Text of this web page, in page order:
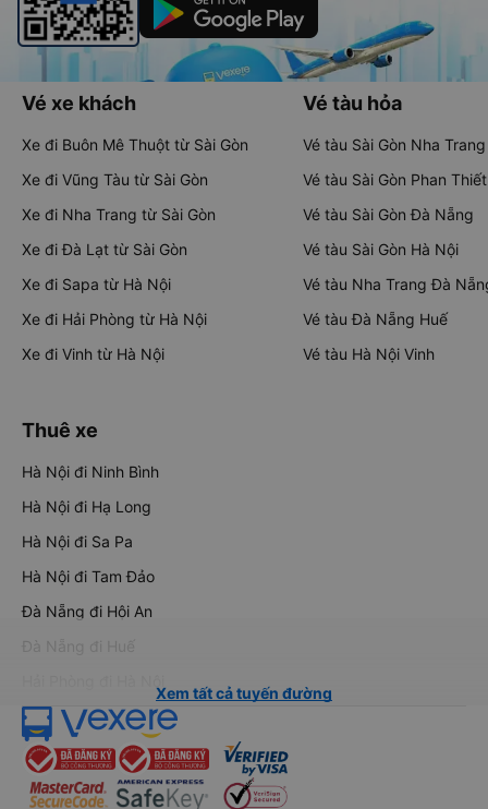
Vé xe khách
Xe đi Buôn Mê Thuột từ Sài Gòn
Xe đi Vũng Tàu từ Sài Gòn
Xe đi Nha Trang từ Sài Gòn
Xe đi Đà Lạt từ Sài Gòn
Xe đi Sapa từ Hà Nội
Xe đi Hải Phòng từ Hà Nội
Xe đi Vinh từ Hà Nội
Vé tàu hỏa
Vé tàu Sài Gòn Nha Trang
Vé tàu Sài Gòn Phan Thiết
Vé tàu Sài Gòn Đà Nẵng
Vé tàu Sài Gòn Hà Nội
Vé tàu Nha Trang Đà
Vé tàu Đà Nẵng Huế
Vé tàu Hà Nội Vinh
Thuê xe
Hà Nội đi Ninh Bình
Hà Nội đi Hạ Long
Hà Nội đi Sa Pa
Hà Nội đi Tam Đảo
Đà Nẵng đi Hội An
Đà Nẵng đi Huế
Xem tất cả tuyến đường